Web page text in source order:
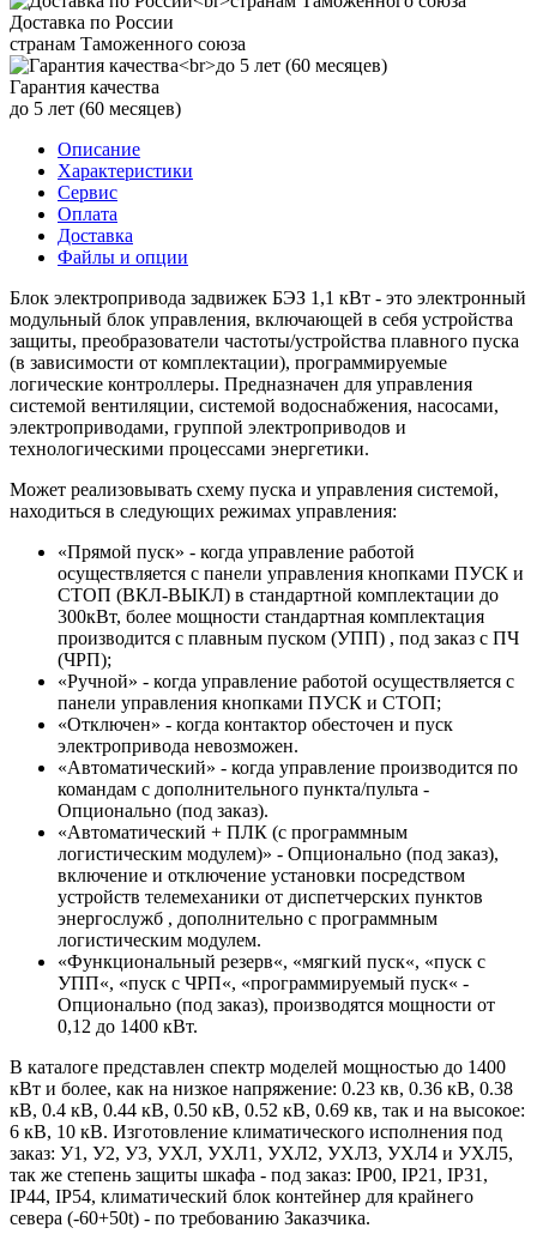
Доставка по России
странам Таможенного союза
Гарантия качества
до 5 лет (60 месяцев)
Описание
Характеристики
Сервис
Оплата
Доставка
Файлы и опции
Блок электропривода задвижек БЭЗ 1,1 кВт - это электронный
модульный блок управления, включающей в себя устройства
защиты, преобразователи частоты/устройства плавного пуска
(в зависимости от комплектации), программируемые
логические контроллеры. Предназначен для управления
системой вентиляции, системой водоснабжения, насосами,
электроприводами, группой электроприводов и
технологическими процессами энергетики.
Может реализовывать схему пуска и управления системой,
находиться в следующих режимах управления:
«Прямой пуск» - когда управление работой
осуществляется с панели управления кнопками ПУСК и
СТОП (ВКЛ-ВЫКЛ) в стандартной комплектации до
300кВт, более мощности стандартная комплектация
производится с плавным пуском (УПП) , под заказ с ПЧ
(ЧРП);
«Ручной» - когда управление работой осуществляется с
панели управления кнопками ПУСК и СТОП;
«Отключен» - когда контактор обесточен и пуск
электропривода невозможен.
«Автоматический» - когда управление производится по
командам с дополнительного пункта/пульта -
Опционально (под заказ).
«Автоматический + ПЛК (с программным
логистическим модулем)» - Опционально (под заказ),
включение и отключение установки посредством
устройств телемеханики от диспетчерских пунктов
энергослужб , дополнительно с программным
логистическим модулем.
«Функциональный резерв«, «мягкий пуск«, «пуск с
УПП«, «пуск с ЧРП«, «программируемый пуск« -
Опционально (под заказ), производятся мощности от
0,12 до 1400 кВт.
В каталоге представлен спектр моделей мощностью до 1400
кВт и более, как на низкое напряжение: 0.23 кв, 0.36 кВ, 0.38
кВ, 0.4 кВ, 0.44 кВ, 0.50 кВ, 0.52 кВ, 0.69 кв, так и на высокое:
6 кВ, 10 кВ. Изготовление климатического исполнения под
заказ: У1, У2, У3, УХЛ, УХЛ1, УХЛ2, УХЛ3, УХЛ4 и УХЛ5,
так же степень защиты шкафа - под заказ: IP00, IP21, IP31,
IP44, IP54, климатический блок контейнер для крайнего
севера (-60+50t) - по требованию Заказчика.